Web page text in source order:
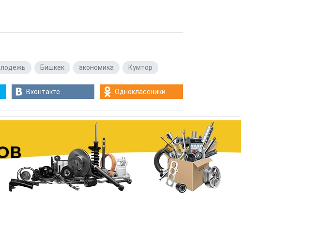
Бишкек экономика Кумтор
Вконтакте Одноклассники